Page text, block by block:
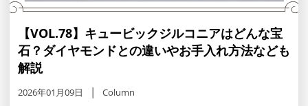
【VOL.78】キュービックジルコニアはどんな宝
石？ダイヤモンドとの違いやお手入れ方法なども
解説
2026年01月09日
Column